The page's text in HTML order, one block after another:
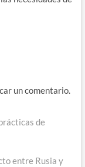
un comentario.
de
entre Rusia y